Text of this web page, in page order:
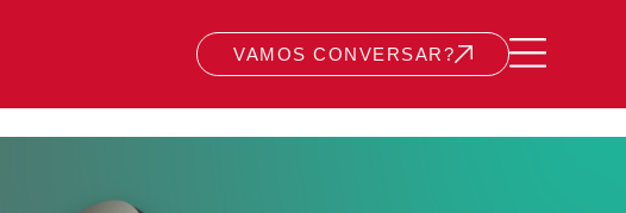
VAMOS CONVERSAR?